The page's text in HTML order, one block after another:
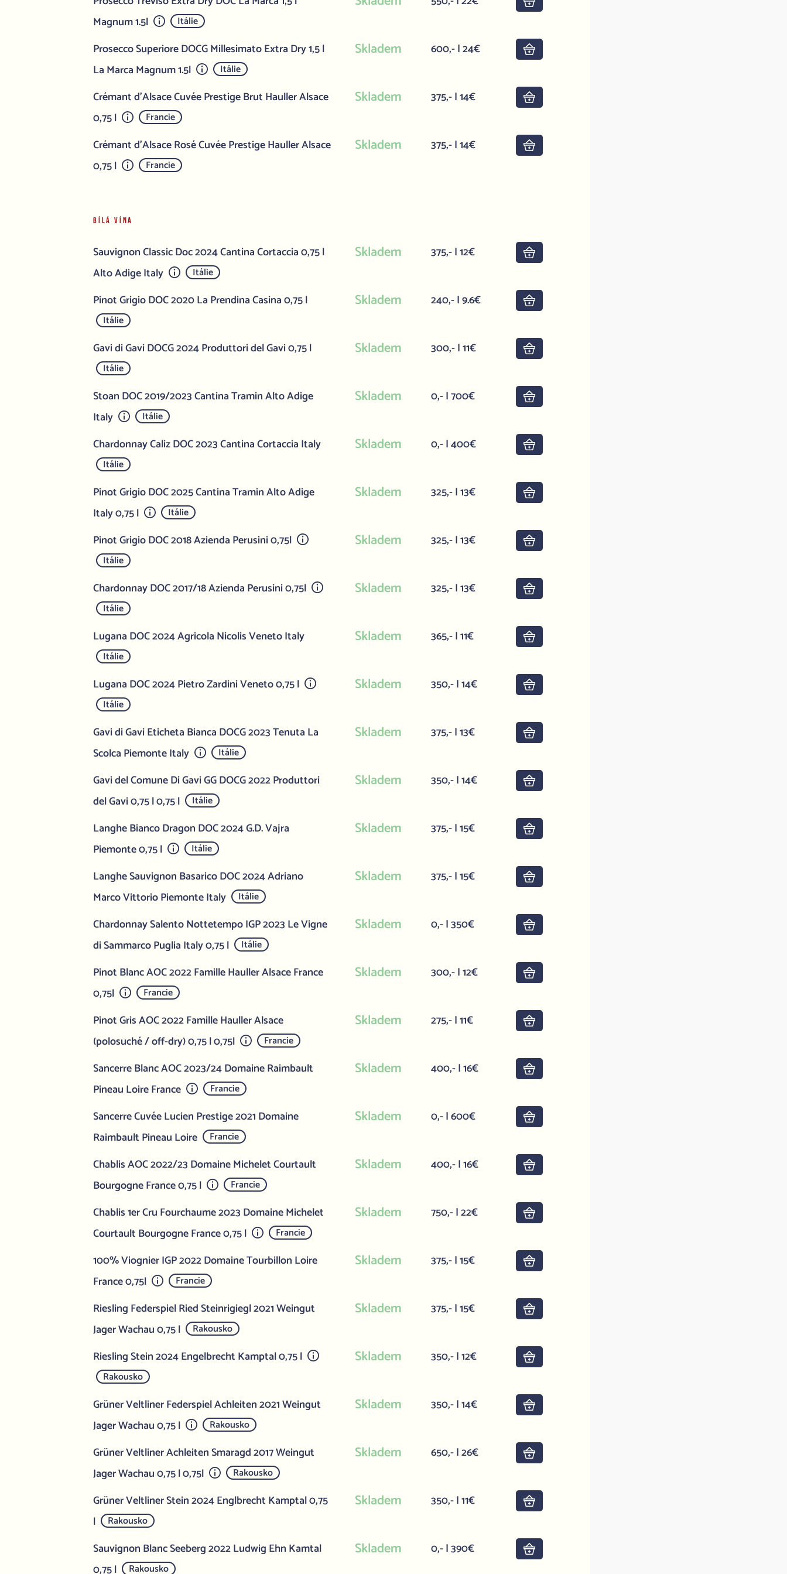
Magnum 1.5l
Itálie
Prosecco Superiore DOCG Millesimato Extra Dry 1,5 l
La Marca Magnum 1.5l
Itálie
Skladem 600,- | 24€
Crémant d'Alsace Cuvée Prestige Brut Hauller Alsace
0,75 l
Francie
Skladem 375,- | 14€
Crémant d'Alsace Rosé Cuvée Prestige Hauller Alsace
0,75 l
Francie
Skladem 375,- | 14€
BÍLÁ VÍNA
Sauvignon Classic Doc 2024 Cantina Cortaccia 0,75 l
Alto Adige Italy
Itálie
Skladem 375,- | 12€
Pinot Grigio DOC 2020 La Prendina Casina 0,75 l
Itálie
Skladem 240,- | 9.6€
Gavi di Gavi DOCG 2024 Produttori del Gavi 0,75 l
Itálie
Skladem 300,- | 11€
Stoan DOC 2019/2023 Cantina Tramin Alto Adige
Italy
Itálie
Skladem 0,- | 700€
Chardonnay Caliz DOC 2023 Cantina Cortaccia Italy
Itálie
Skladem 0,- | 400€
Pinot Grigio DOC 2025 Cantina Tramin Alto Adige
Italy 0,75 l
Itálie
Skladem 325,- | 13€
Pinot Grigio DOC 2018 Azienda Perusini 0,75l
Itálie
Skladem 325,- | 13€
Chardonnay DOC 2017/18 Azienda Perusini 0,75l
Itálie
Skladem 325,- | 13€
Lugana DOC 2024 Agricola Nicolis Veneto Italy
Itálie
Skladem 365,- | 11€
Lugana DOC 2024 Pietro Zardini Veneto 0,75 l
Itálie
Skladem 350,- | 14€
Gavi di Gavi Eticheta Bianca DOCG 2023 Tenuta La
Scolca Piemonte Italy
Itálie
Skladem 375,- | 13€
Gavi del Comune Di Gavi GG DOCG 2022 Produttori
del Gavi 0,75 l 0,75 l
Itálie
Skladem 350,- | 14€
Langhe Bianco Dragon DOC 2024 G.D. Vajra
Piemonte 0,75 l
Itálie
Skladem 375,- | 15€
Langhe Sauvignon Basarico DOC 2024 Adriano
Marco Vittorio Piemonte Italy
Itálie
Skladem 375,- | 15€
Chardonnay Salento Nottetempo IGP 2023 Le Vigne
di Sammarco Puglia Italy 0,75 l
Itálie
Skladem 0,- | 350€
Pinot Blanc AOC 2022 Famille Hauller Alsace France
0,75l
Francie
Skladem 300,- | 12€
Pinot Gris AOC 2022 Famille Hauller Alsace
(polosuché / off-dry) 0,75 l 0,75l
Francie
Skladem 275,- | 11€
Sancerre Blanc AOC 2023/24 Domaine Raimbault
Pineau Loire France
Francie
Skladem 400,- | 16€
Sancerre Cuvée Lucien Prestige 2021 Domaine
Raimbault Pineau Loire
Francie
Skladem 0,- | 600€
Chablis AOC 2022/23 Domaine Michelet Courtault
Bourgogne France 0,75 l
Francie
Skladem 400,- | 16€
Chablis 1er Cru Fourchaume 2023 Domaine Michelet
Courtault Bourgogne France 0,75 l
Francie
Skladem 750,- | 22€
100% Viognier IGP 2022 Domaine Tourbillon Loire
France 0,75l
Francie
Skladem 375,- | 15€
Riesling Federspiel Ried Steinrigiegl 2021 Weingut
Jager Wachau 0,75 l
Rakousko
Skladem 375,- | 15€
Riesling Stein 2024 Engelbrecht Kamptal 0,75 l
Rakousko
Skladem 350,- | 12€
Grüner Veltliner Federspiel Achleiten 2021 Weingut
Jager Wachau 0,75 l
Rakousko
Skladem 350,- | 14€
Grüner Veltliner Achleiten Smaragd 2017 Weingut
Jager Wachau 0,75 l 0,75l
Rakousko
Skladem 650,- | 26€
Grüner Veltliner Stein 2024 Englbrecht Kamptal 0,75
l
Rakousko
Skladem 350,- | 11€
Sauvignon Blanc Seeberg 2022 Ludwig Ehn Kamtal
0,75 l
Rakousko
Skladem 0,- | 390€